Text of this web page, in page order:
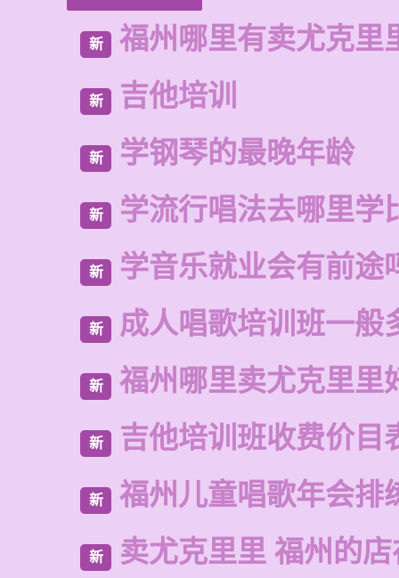
新 福州哪里有卖尤克里
新 吉他培训
新 学钢琴的最晚年龄
新 学流行唱法去哪里学
新 学音乐就业会有前途
新 成人唱歌培训班一般
新 福州哪里卖尤克里里
新 吉他培训班收费价目
新 福州儿童唱歌年会排
新 卖尤克里里 福州的